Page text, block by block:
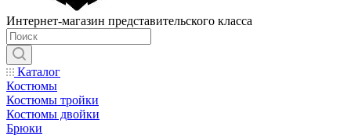
Интернет-магазин представительского класса
Каталог
Костюмы
Костюмы тройки
Костюмы двойки
Брюки